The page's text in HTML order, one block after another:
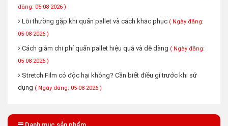
đăng: 05-08-2026 )
Lỗi thường gặp khi quấn pallet và cách khắc phục ( Ngày đăng:
05-08-2026 )
Cách giảm chi phí quấn pallet hiệu quả và dễ dàng ( Ngày đăng:
05-08-2026 )
Stretch Film có độc hại không? Cần biết điều gì trước khi sử
dụng ( Ngày đăng: 05-08-2026 )